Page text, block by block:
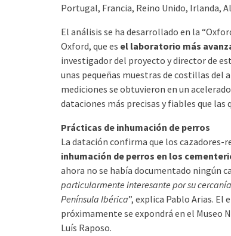
Portugal, Francia, Reino Unido, Irlanda,
El análisis se ha desarrollado en la
Oxford, que es el laboratorio más
investigador del proyecto y director de
unas pequeñas muestras de costillas
mediciones se obtuvieron en un
dataciones más precisas y fiables que
Prácticas de inhumación de perros
La datación confirma que los
inhumación de perros en los
ahora no se había documentado ningún
particularmente interesante por su
Península Ibérica”, explica Pablo Arias.
próximamente se expondrá en el Museo
Luís Raposo.